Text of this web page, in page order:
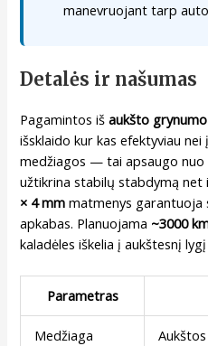
manevruojant tarp
Detalės ir našumas
Pagamintos išaukšto
išsklaido kur kas efektyviau
medžiagos — tai apsaugo nuo
užtikrina stabilų stabdymą net
× 4 mm matmenys garantuoja
apkabas. Planuojama ~3000
kaladėles iškelia į aukštesnį
Parametras
Medžiaga